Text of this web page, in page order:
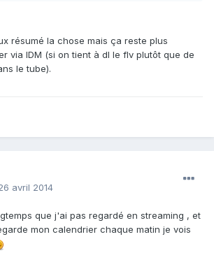
résumé la chose mais ça reste plus
via IDM (si on tient à dl le flv plutôt que de
le tube).
avril 2014
que j'ai pas regardé en streaming , et
mon calendrier chaque matin je vois